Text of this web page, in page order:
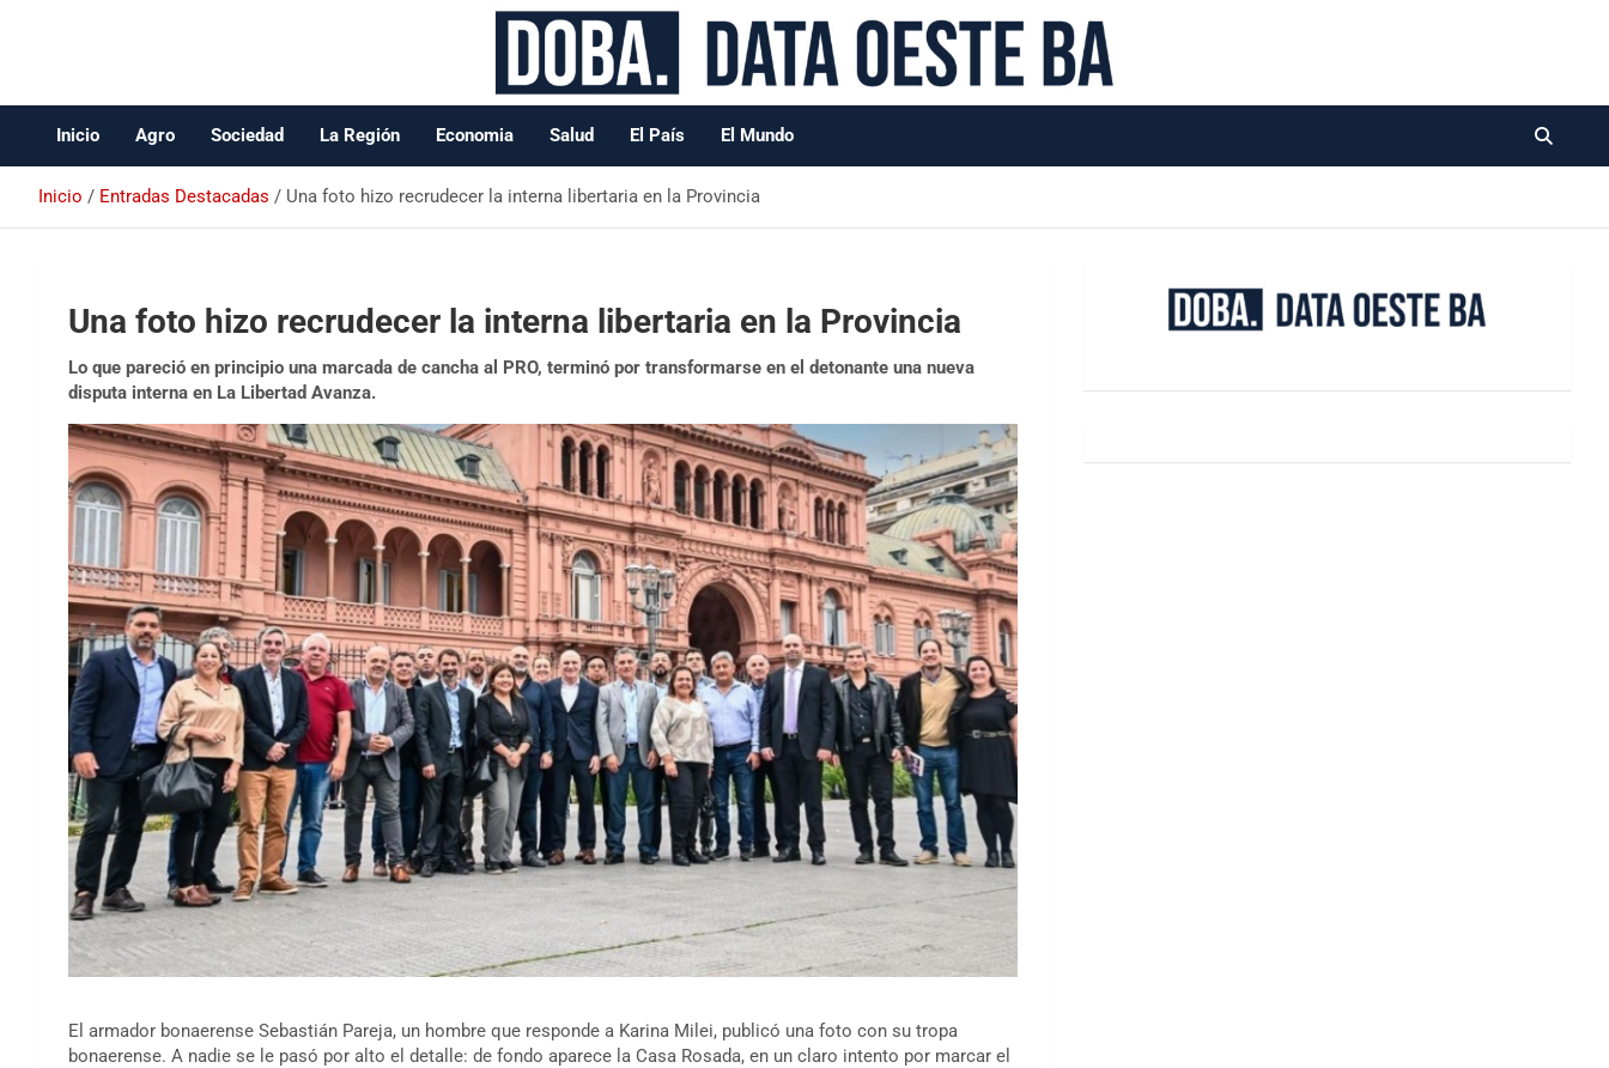
Data Oeste BA
Inicio Agro Sociedad La Región Economia Salud El País El Mundo
Inicio Entradas Destacadas Una foto hizo recrudecer la interna libertaria en la Provincia
Una foto hizo recrudecer la interna libertaria en la Provincia
Lo que pareció en principio una marcada de cancha al PRO, terminó por transformarse en el detonante una nueva
disputa interna en La Libertad Avanza.
El armador bonaerense Sebastián Pareja, un hombre que responde a Karina Milei, publicó una foto con su tropa
bonaerense. A nadie se le pasó por alto el detalle: de fondo aparece la Casa Rosada, en un claro intento por marcar el